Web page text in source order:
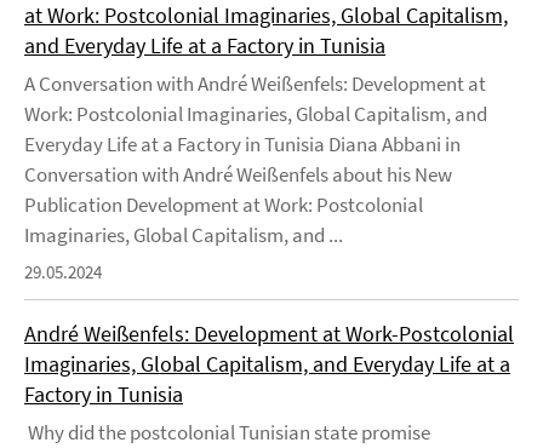
at Work: Postcolonial Imaginaries, Global Capitalism,
and Everyday Life at a Factory in Tunisia
A Conversation with André Weißenfels: Development at
Work: Postcolonial Imaginaries, Global Capitalism, and
Everyday Life at a Factory in Tunisia Diana Abbani in
Conversation with André Weißenfels about his New
Publication Development at Work: Postcolonial
Imaginaries, Global Capitalism, and ...
29.05.2024
André Weißenfels: Development at Work-Postcolonial
Imaginaries, Global Capitalism, and Everyday Life at a
Factory in Tunisia
Why did the postcolonial Tunisian state promise